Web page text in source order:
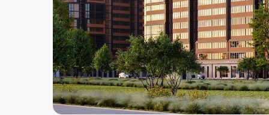
ООО "ПР-Лизинг"
Кемерово
8 (800) 250-25-31 (вн. 129)mail@pr-liz.ru8 (800) 250-25-31
ООО "ПР-Лизинг"
Красноярск
8 (800) 250-25-31 (вн. 240)mail@pr-liz.ru8 (800) 250-25-31
ООО "ПР-Лизинг"
Иркутск